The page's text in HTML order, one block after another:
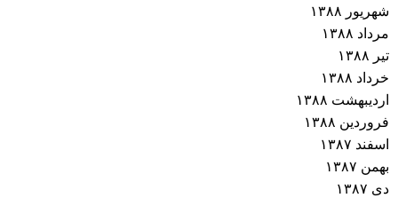
شهریور ۱۳۸۸
مرداد ۱۳۸۸
تیر ۱۳۸۸
خرداد ۱۳۸۸
اردیبهشت ۱۳۸۸
فروردین ۱۳۸۸
اسفند ۱۳۸۷
بهمن ۱۳۸۷
دی ۱۳۸۷